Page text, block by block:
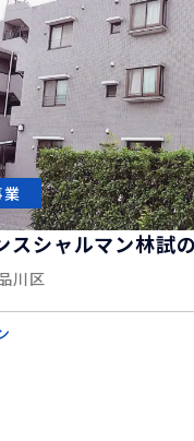
業
スシャルマン林試
川区